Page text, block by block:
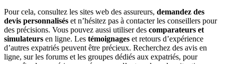
Pour cela, consultez les sites web des assureurs, demandez des
devis personnalisés et n’hésitez pas à contacter les conseillers pour
des précisions. Vous pouvez aussi utiliser des comparateurs et
simulateurs en ligne. Les témoignages et retours d’expérience
d’autres expatriés peuvent être précieux. Recherchez des avis en
ligne, sur les forums et les groupes dédiés aux expatriés, pour